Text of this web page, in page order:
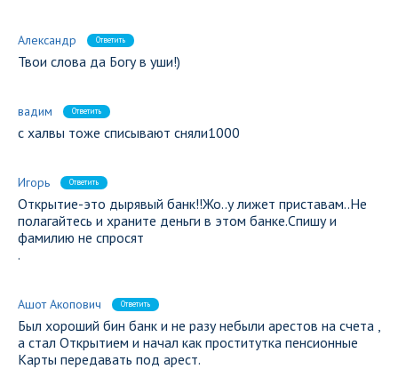
Александр Ответить
Твои слова да Богу в уши!)
вадим Ответить
с халвы тоже списывают сняли1000
Игорь Ответить
Открытие-это дырявый банк!!Жо..у лижет приставам..Не
полагайтесь и храните деньги в этом банке.Спишу и
фамилию не спросят
.
Ашот Акопович Ответить
Был хороший бин банк и не разу небыли арестов на счета ,
а стал Открытием и начал как проститутка пенсионные
Карты передавать под арест.